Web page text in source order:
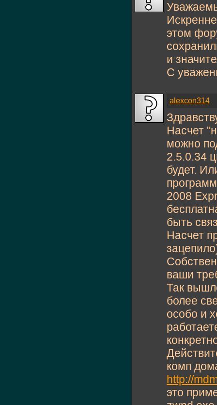
этом
и
С
alexcon314
Насчет
можно
2.5.0.34
будет.
2008
быть
Насчет
ваши
Так
более
особо и
комп
http://
это